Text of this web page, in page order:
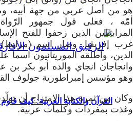
القرآن والكتابة العربية: كيف
هو من أصل عربي من جهة أبيه،
أمّه ، فعلى قول جمهور
المرابطين الذين زحفوا للفتح
غرب إفريقيا. وصار اسم (مرابط)
الدين، وأطلقه الموريتانيون اسما
وانجاجان انجاي والده أبو بكر بن
وهو مؤسس إمبراطورية جولوف
وكان من ثمرة هذا الامتزاج أن
وغذت بمفردات وكلمات عربية.